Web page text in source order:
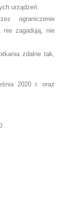
urządzeń.
ograniczenie
nie zagadują, nie
zdalne tak,
2020 r. oraz
2020 r.